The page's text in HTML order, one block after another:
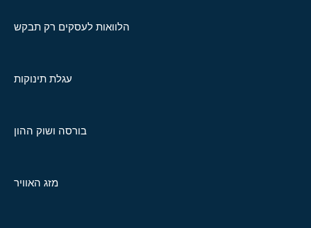
הלוואות לעסקים רק תבקש
עגלת תינוקות
בורסה ושוק ההון
מזג האוויר